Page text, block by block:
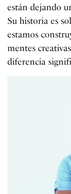
están dejando
Su historia es
estamos
mentes
diferencia